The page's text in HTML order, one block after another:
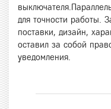
для точности работы.
поставки, дизайн,
оставил за собой
уведомления.